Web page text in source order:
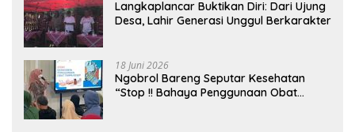
Langkaplancar Buktikan Diri: Dari Ujung
Desa, Lahir Generasi Unggul Berkarakter
18 Juni 2026
Ngobrol Bareng Seputar Kesehatan
“Stop !! Bahaya Penggunaan Obat